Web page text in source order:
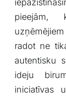
pieejām,
radot ne
autentisku⁢
ideju
iniciatīvas‍